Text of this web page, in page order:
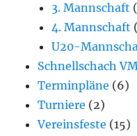
3. Mannschaft
4. Mannschaft
U20-
Schnellschach
Terminpläne (6)
Turniere (2)
Vereinsfeste (15)